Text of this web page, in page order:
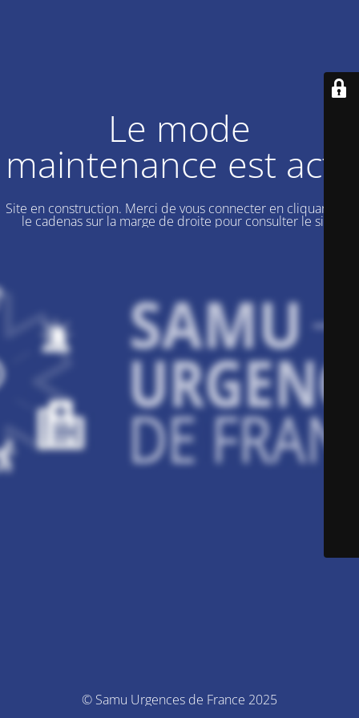
Le mode
maintenance est actif
Site en construction. Merci de vous connecter en cliquant sur
le cadenas sur la marge de droite pour consulter le site.
© Samu Urgences de France 2025